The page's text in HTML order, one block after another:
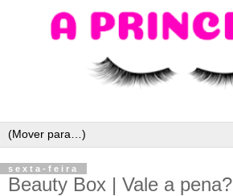
sexta-feira
Beauty Box | Vale a pena?